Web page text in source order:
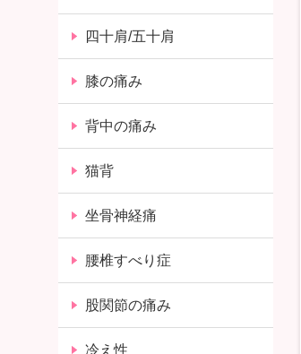
四十肩/五十肩
膝の痛み
背中の痛み
猫背
坐骨神経痛
腰椎すべり症
股関節の痛み
冷え性